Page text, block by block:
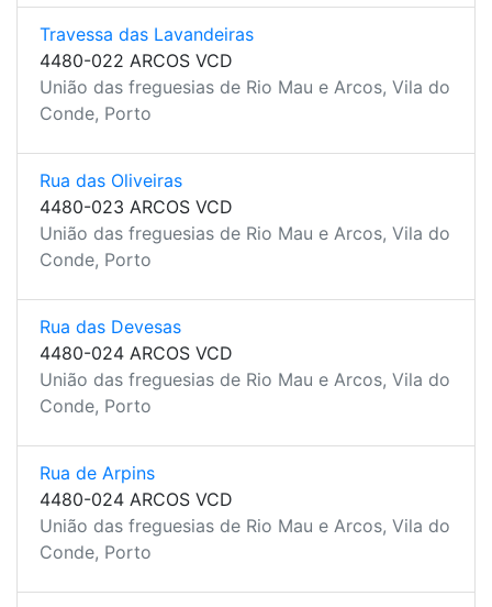
Travessa das Lavandeiras
4480-022 ARCOS VCD
União das freguesias de Rio Mau e Arcos, Vila do
Conde, Porto
Rua das Oliveiras
4480-023 ARCOS VCD
União das freguesias de Rio Mau e Arcos, Vila do
Conde, Porto
Rua das Devesas
4480-024 ARCOS VCD
União das freguesias de Rio Mau e Arcos, Vila do
Conde, Porto
Rua de Arpins
4480-024 ARCOS VCD
União das freguesias de Rio Mau e Arcos, Vila do
Conde, Porto